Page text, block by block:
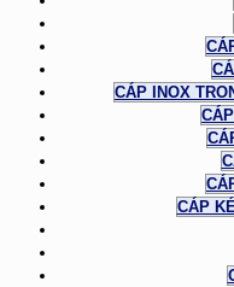
CÁP INOX
CÁP